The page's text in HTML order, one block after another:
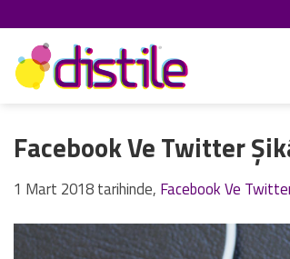
atla
Facebook Ve Twitter
1 Mart 2018tarihinde, Facebook Ve